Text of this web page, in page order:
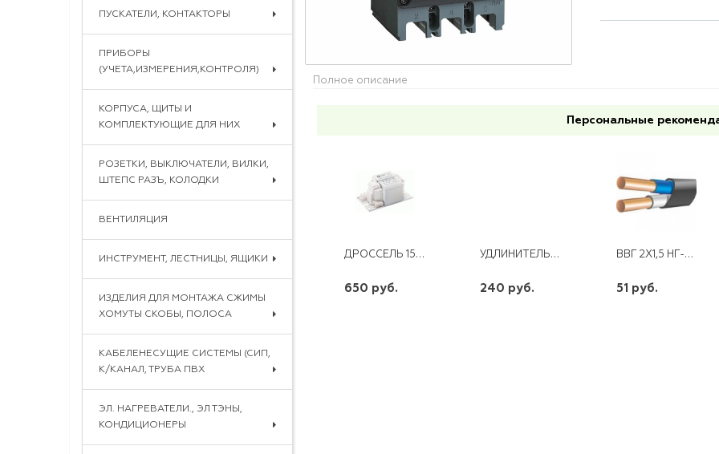
ПУСКАТЕЛИ, КОНТАКТОРЫ
ПРИБОРЫ
(УЧЕТА,ИЗМЕРЕНИЯ,КОНТРОЛЯ)
КОРПУСА, ЩИТЫ И
КОМПЛЕКТУЮЩИЕ ДЛЯ НИХ
РОЗЕТКИ, ВЫКЛЮЧАТЕЛИ, ВИЛКИ,
ШТЕПС РАЗЪ, КОЛОДКИ
ВЕНТИЛЯЦИЯ
ИНСТРУМЕНТ, ЛЕСТНИЦЫ, ЯЩИКИ
ИЗДЕЛИЯ ДЛЯ МОНТАЖА СЖИМЫ
ХОМУТЫ СКОБЫ, ПОЛОСА
КАБЕЛЕНЕСУЩИЕ СИСТЕМЫ (СИП,
К/КАНАЛ, ТРУБА ПВХ
ЭЛ. НАГРЕВАТЕЛИ., ЭЛ ТЭНЫ,
КОНДИЦИОНЕРЫ
Полное описание
Персональные
ДРОССЕЛЬ 150 ДНАТ/ДРИ ОТКРЫТЫЙ СВЕТОВЫЕ РЕШЕНИЯ
650 руб.
УДЛИНИТЕЛЬ 4ГН 2М С/З T-PLAST
240 руб.
ВВГ 2Х1,5 НГ-LS ГОСТ
51 руб.